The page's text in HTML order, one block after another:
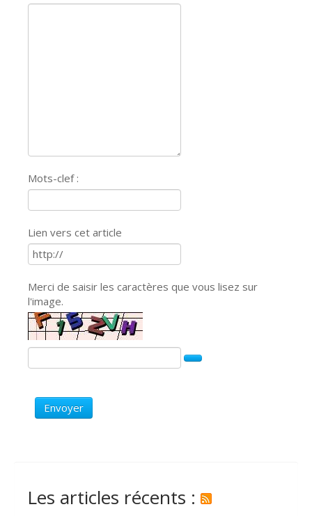
Mots-clef :
Lien vers cet article
Merci de saisir les caractères que vous lisez sur
l'image.
Envoyer
Les articles récents :